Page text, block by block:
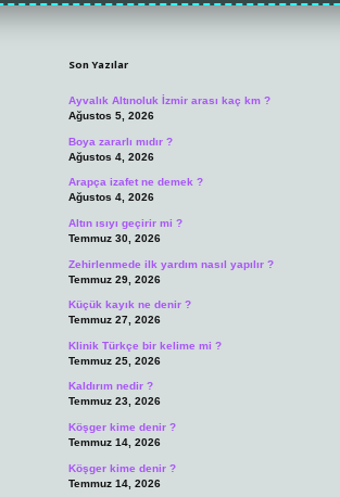
Sidebar
Son Yazılar
Ayvalık Altınoluk İzmir arası kaç km ?
Ağustos 5, 2026
Boya zararlı mıdır ?
Ağustos 4, 2026
Arapça izafet ne demek ?
Ağustos 4, 2026
Altın ısıyı geçirir mi ?
Temmuz 30, 2026
Zehirlenmede ilk yardım nasıl yapılır ?
Temmuz 29, 2026
Küçük kayık ne denir ?
Temmuz 27, 2026
Klinik Türkçe bir kelime mi ?
Temmuz 25, 2026
Kaldırım nedir ?
Temmuz 23, 2026
Köşger kime denir ?
Temmuz 14, 2026
Köşger kime denir ?
Temmuz 14, 2026